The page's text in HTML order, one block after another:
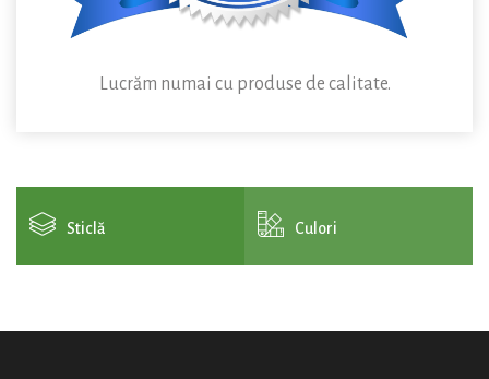
Lucrăm numai cu produse de calitate.
Sticlă Culori